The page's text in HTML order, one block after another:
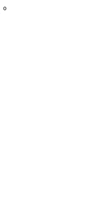
。